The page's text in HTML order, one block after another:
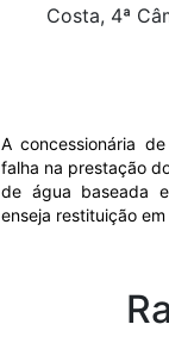
Costa, 4ª
A concessionária
falha na prestação
de água baseada
enseja restituição